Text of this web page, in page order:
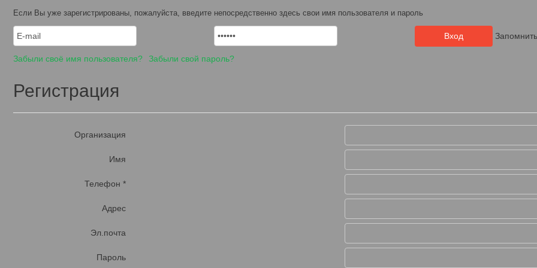
Если Вы уже зарегистрированы, пожалуйста, введите непосредственно здесь свои имя пользователя и пароль
Забыли своё имя пользователя? Забыли свой пароль?
Регистрация
Организация
Имя
Телефон *
Адрес
Эл.почта
Пароль